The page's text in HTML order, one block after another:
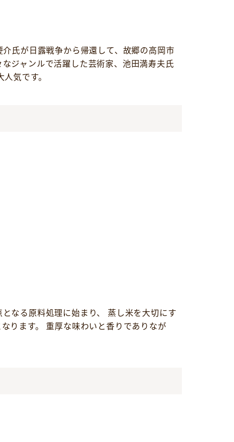
氏が日露戦争から帰還して、故郷の高岡市
ジャンルで活躍した芸術家、池田満寿夫氏
気です。
なる原料処理に始まり、 蒸し米を大切にす
ります。 重厚な味わいと香りでありなが